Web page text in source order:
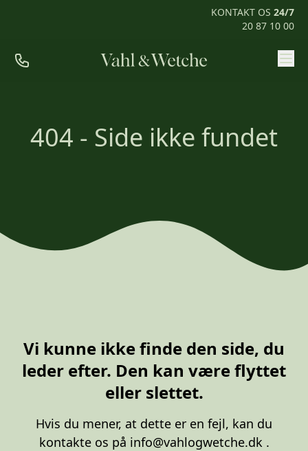
KONTAKT OS 24/7
20 87 10 00
Priser
Mød os
404 - Side ikke fundet
Vi kunne ikke finde den side, du
leder efter. Den kan være flyttet
eller slettet.
Hvis du mener, at dette er en fejl, kan du
kontakte os på info@vahlogwetche.dk.